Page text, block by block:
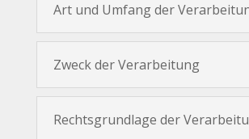
Art und Umfang der
Zweck der Verarbeitung
Rechtsgrundlage der